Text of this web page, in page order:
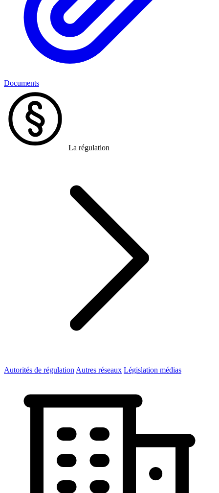
Documents
La régulation
Autorités de régulation Autres réseaux Législation médias